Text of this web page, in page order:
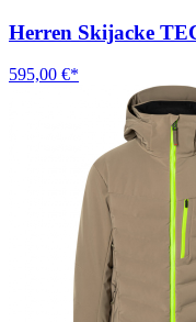
Herren Skijacke
595,00 €*